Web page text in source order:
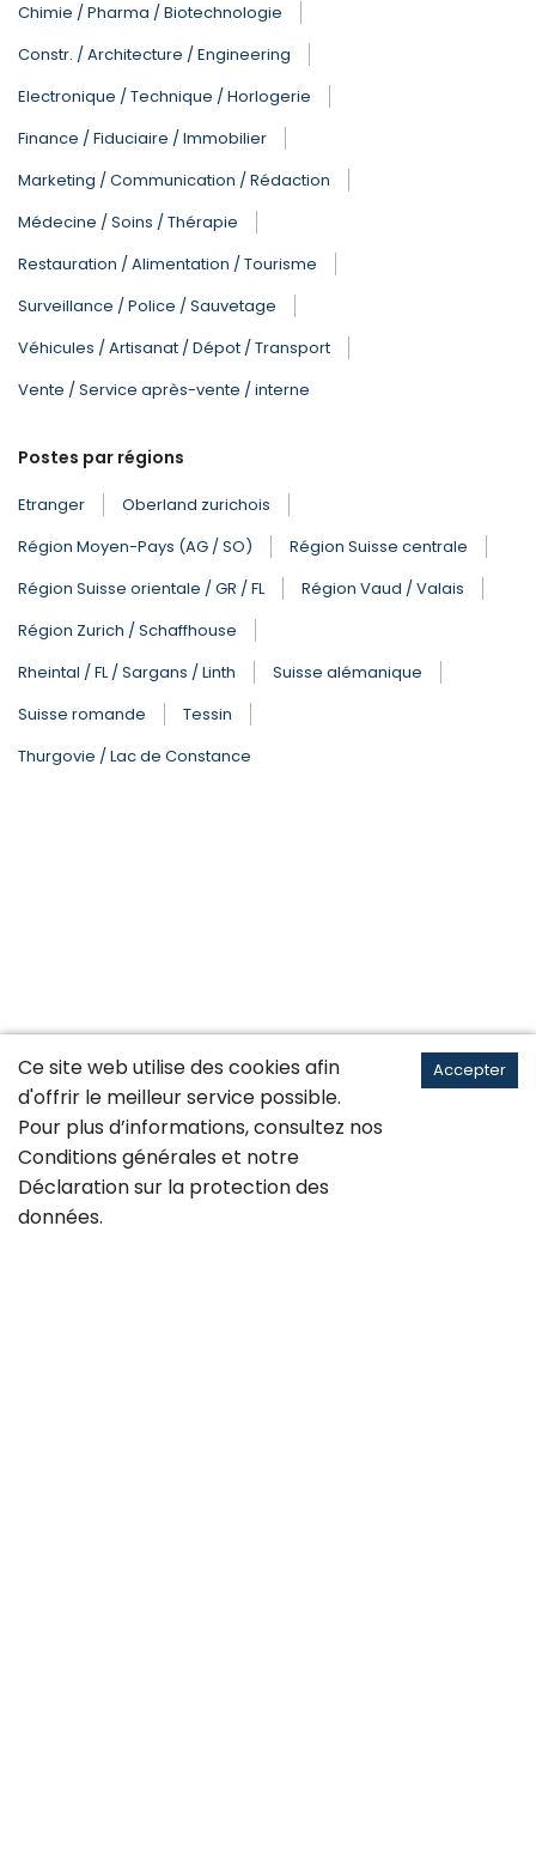
Chimie / Pharma / Biotechnologie
Constr. / Architecture / Engineering
Electronique / Technique / Horlogerie
Finance / Fiduciaire / Immobilier
Marketing / Communication / Rédaction
Médecine / Soins / Thérapie
Restauration / Alimentation / Tourisme
Surveillance / Police / Sauvetage
Véhicules / Artisanat / Dépot / Transport
Vente / Service après-vente / interne
Postes par régions
Etranger
Oberland zurichois
Région Moyen-Pays (AG / SO)
Région Suisse centrale
Région Suisse orientale / GR / FL
Région Vaud / Valais
Région Zurich / Schaffhouse
Rheintal / FL / Sargans / Linth
Suisse alémanique
Suisse romande
Tessin
Thurgovie / Lac de Constance
Ce site web utilise des cookies afin
d'offrir le meilleur service possible.
Pour plus d’informations, consultez nos
Conditions générales et notre
Déclaration sur la protection des
données.
Accepter